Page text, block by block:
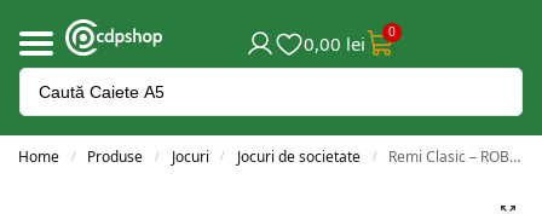
0,00 lei 0
Home / Produse / Jocuri / Jocuri de societate / Remi Clasic – ROBENTOYS – PRODUCTIE